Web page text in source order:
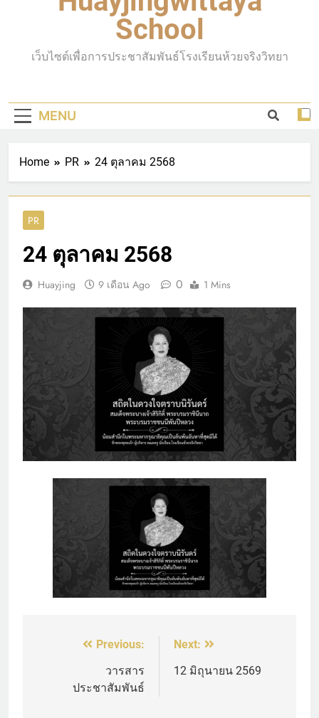
School
เว็บไซต์เพื่อการประชาสัมพันธ์โรงเรียนห้วยจริงวิทยา
MENU
Home PR 24 ตุลาคม 2568
PR
24 ตุลาคม 2568
Huayjing 9 เดือน Ago 0 1 Mins
แนะแนวPrevious:
วารสาร
ประชาสัมพันธ์
Next:
12 มิถุนายน 2569